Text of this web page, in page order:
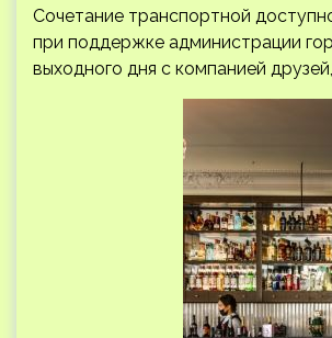
Сочетание транспортной
при поддержке администрации
выходного дня с компанией